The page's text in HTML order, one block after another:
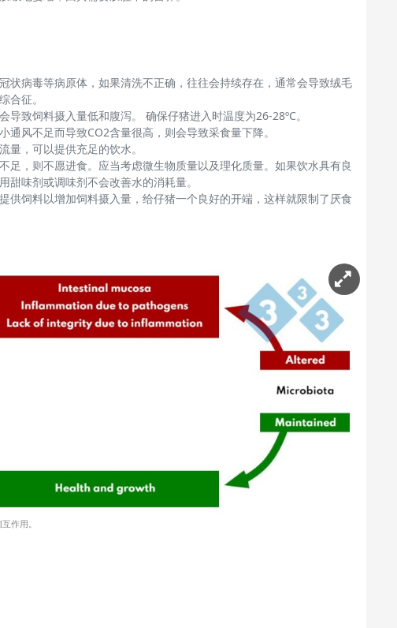
状病毒等病原体，如果清洗不正确，往往会持续存在，通常会导致绒毛
合征。
导致饲料摄入量低和腹泻。
确保仔猪进入时温度为26-28ºC。
通风不足而导致CO2含量很高，则会导致采食量下降。
量，可以提供充足的饮水。
足，则不愿进食。应当考虑微生物质量以及理化质量。如果饮水具有良
甜味剂或调味剂不会改善水的消耗量。
供饲料以增加饲料摄入量，给仔猪一个良好的开端，这样就限制了厌食
作用。